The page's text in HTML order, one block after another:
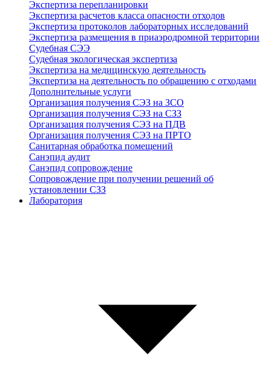
Экспертиза перепланировки
Экспертиза расчетов класса опасности отходов
Экспертиза протоколов лабораторных исследований
Экспертиза размещения в приаэродромной территории
Судебная СЭЭ
Судебная экологическая экспертиза
Экспертиза на медицинскую деятельность
Экспертиза на деятельность по обращению с отходами
Дополнительные услуги
Организация получения СЭЗ на ЗСО
Организация получения СЭЗ на СЗЗ
Организация получения СЭЗ на ПДВ
Организация получения СЭЗ на ПРТО
Санитарная обработка помещений
Санэпид аудит
Санэпид сопровождение
Сопровождение при получении решений об
установлении СЗЗ
Лаборатория